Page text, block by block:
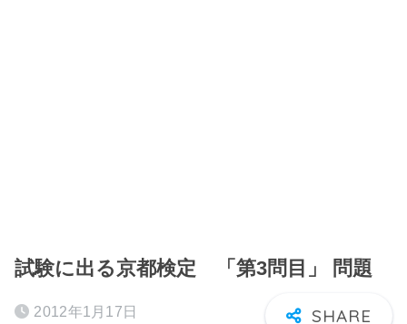
試験に出る京都検定 「第3問目」 問題
2012年1月17日